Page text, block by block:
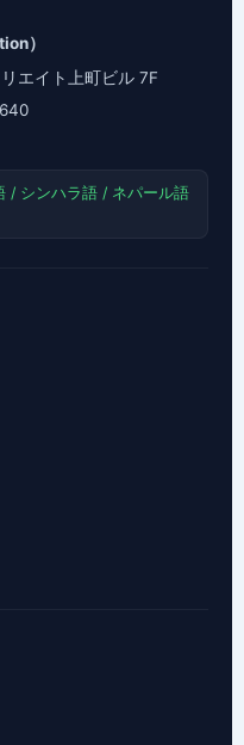
）
エイト上町ビル 7F
/ シンハラ語 / ネパール語